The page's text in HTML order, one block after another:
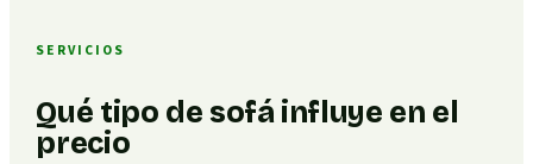
SERVICIOS
Qué tipo de sofá influye en el
precio